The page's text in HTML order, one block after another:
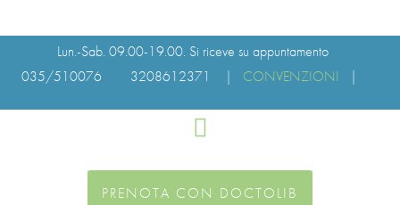
Lun.-Sab. 09.00-19.00. Si riceve su appuntamento
035/510076
3208612371 | CONVENZIONI |
PRENOTA CON DOCTOLIB